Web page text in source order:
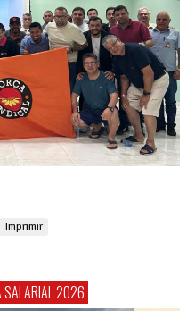
Imprimir
SALARIAL 2026